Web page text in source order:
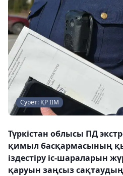
Сурет: ҚР ІІМ
Түркістан облысы ПД
қимыл басқармасының
іздестіру іс-шараларын
қаруын заңсыз сақтаудың